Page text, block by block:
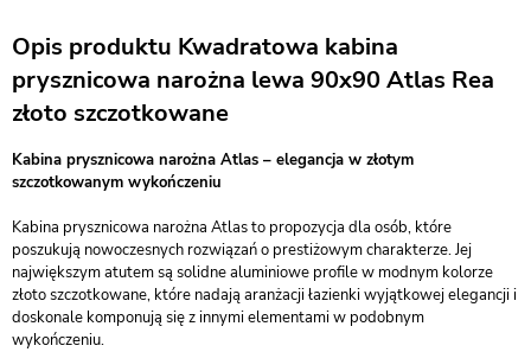
Opis produktu Kwadratowa kabina
prysznicowa narożna lewa 90x90 Atlas Rea
złoto szczotkowane
Kabina prysznicowa narożna Atlas – elegancja w złotym
szczotkowanym wykończeniu
Kabina prysznicowa narożna Atlas to propozycja dla osób, które
poszukują nowoczesnych rozwiązań o prestiżowym charakterze. Jej
największym atutem są solidne aluminiowe profile w modnym kolorze
złoto szczotkowane, które nadają aranżacji łazienki wyjątkowej elegancji i
doskonale komponują się z innymi elementami w podobnym
wykończeniu.